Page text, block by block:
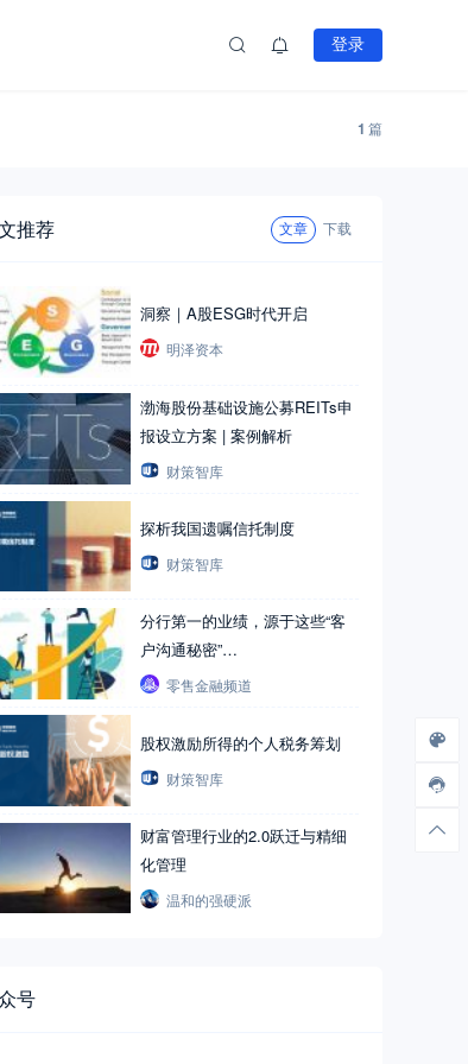
登录
1 篇
推荐 文章 下载
洞察｜A股ESG时代开启
明泽资本
渤海股份基础设施公募REITs申
报设立方案 | 案例解析
财策智库
探析我国遗嘱信托制度
财策智库
分行第一的业绩，源于这些“客
户沟通秘密”…
零售金融频道
股权激励所得的个人税务筹划
财策智库
财富管理行业的2.0跃迁与精细
化管理
温和的强硬派
号